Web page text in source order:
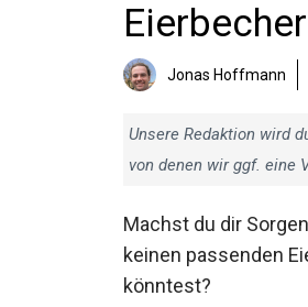
Jonas Hoffmann
Unsere Redaktion wird
von denen wir ggf. eine
Machst du dir
keinen passenden
könntest?